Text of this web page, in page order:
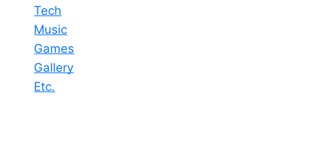
Tech
Music
Games
Gallery
Etc.